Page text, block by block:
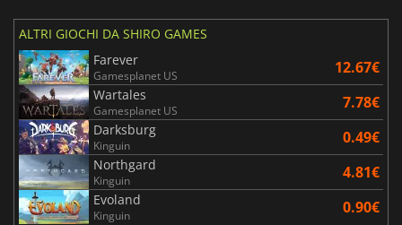
ALTRI GIOCHI DA SHIRO GAMES
Farever
Gamesplanet US 12.67€
Wartales
Gamesplanet US 7.78€
Darksburg
Kinguin 0.49€
Northgard
Kinguin 4.81€
Evoland
Kinguin 0.90€